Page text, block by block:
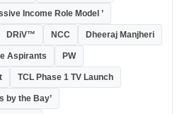
Income Role Model ’
DRiV™ NCC Dheeraj Manjheri
Aspirants PW
TCL Phase 1 TV Launch
by the Bay’